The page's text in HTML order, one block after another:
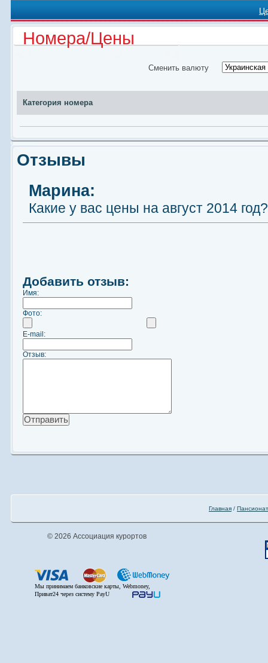
Номера/Цены
Сменить валюту
Категория номера
Отзывы
Марина:
Какие у вас цены на август 2014 год?
Добавить отзыв:
Имя:
Фото:
E-mail:
Отзыв:
Главная /
© 2026 Ассоциация курортов
Мы принимаем банковские карты, Webmoney,
Приват24 через систему PayU